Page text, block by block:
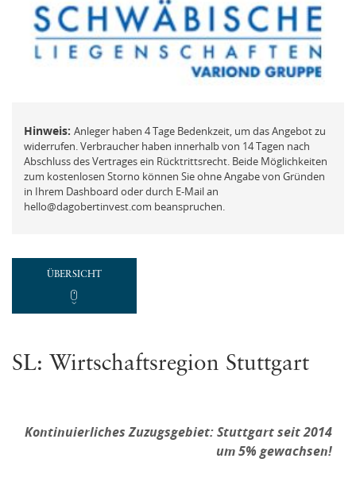
FAQ
Vermögensberatung
Mit der ich.app anmelden
Passwort vergessen und ändern
REGISTRIEREN
Neues Kundenkonto anlegen
Hinweis: Anleger haben 4 Tage Bedenkzeit, um das Angebot zu
widerrufen. Verbraucher haben innerhalb von 14 Tagen nach
Abschluss des Vertrages ein Rücktrittsrecht. Beide Möglichkeiten
zum kostenlosen Storno können Sie ohne Angabe von Gründen
in Ihrem Dashboard oder durch E-Mail an
hello@dagobertinvest.com beanspruchen.
ÜBERSICHT
SL: Wirtschaftsregion Stuttgart
Kontinuierliches Zuzugsgebiet: Stuttgart seit 2014
um 5% gewachsen!